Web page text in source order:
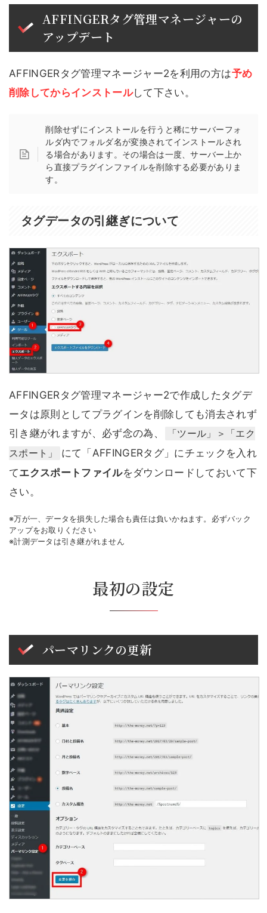
AFFINGERタグ管理マネージャーの
アップデート
AFFINGERタグ管理マネージャー2を利用の方は予め
削除してからインストールして下さい。
削除せずにインストールを行うと稀にサーバーフォ
ルダ内でフォルダ名が変換されてインストールされ
る場合があります。その場合は一度、サーバー上か
ら直接プラグインファイルを削除する必要がありま
す。
タグデータの引継ぎについて
AFFINGERタグ管理マネージャー2で作成したタグデ
ータは原則としてプラグインを削除しても消去されず
引き継がれますが、必ず念の為、
「ツール」＞「エク
スポート」
にて「AFFINGERタグ」にチェックを入れ
てエクスポートファイルをダウンロードしておいて下
さい。
※万が一、データを損失した場合も責任は負いかねます。必ずバック
アップをお取りください
※計測データは引き継がれません
最初の設定
パーマリンクの更新